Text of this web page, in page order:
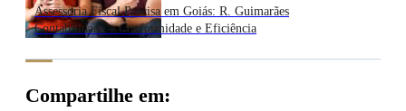
Assessoria Fiscal Precisa em Goiás: R. Guimarães
Contabilidade – Conformidade e Eficiência
Compartilhe em: